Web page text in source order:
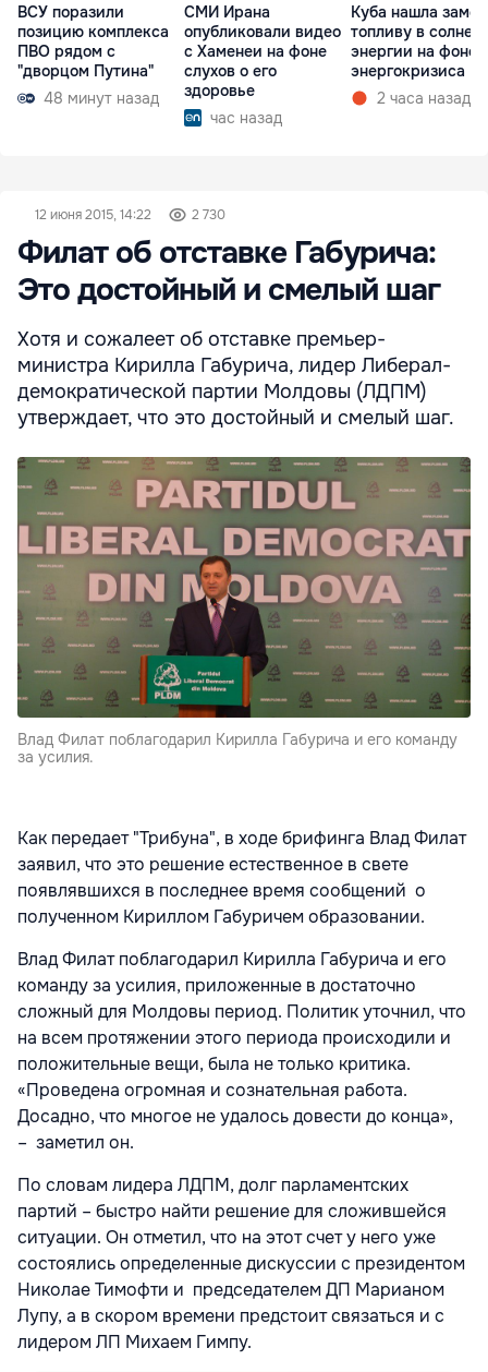
ВСУ поразили
позицию комплекса
ПВО рядом с
"дворцом Путина"
48 минут назад
СМИ Ирана
опубликовали видео
с Хаменеи на фоне
слухов о его
здоровье
час назад
Куба нашла
топливу в
энергии на фоне
энергокризиса
2 часа назад
12 июня 2015, 14:22 2 730
Филат об отставке Габурича:
Это достойный и смелый шаг
Хотя и сожалеет об отставке премьер-
министра Кирилла Габурича, лидер Либерал-
демократической партии Молдовы (ЛДПМ)
утверждает, что это достойный и смелый шаг.
Влад Филат поблагодарил Кирилла Габурича и его команду
за усилия.
Как передает "Трибуна", в ходе брифинга Влад Филат
заявил, что это решение естественное в свете
появлявшихся в последнее время сообщений о
полученном Кириллом Габуричем образовании.
Влад Филат поблагодарил Кирилла Габурича и его
команду за усилия, приложенные в достаточно
сложный для Молдовы период. Политик уточнил, что
на всем протяжении этого периода происходили и
положительные вещи, была не только критика.
«Проведена огромная и сознательная работа.
Досадно, что многое не удалось довести до конца»,
– заметил он.
По словам лидера ЛДПМ, долг парламентских
партий – быстро найти решение для сложившейся
ситуации. Он отметил, что на этот счет у него уже
состоялись определенные дискуссии с президентом
Николае Тимофти и председателем ДП Марианом
Лупу, а в скором времени предстоит связаться и с
лидером ЛП Михаем Гимпу.